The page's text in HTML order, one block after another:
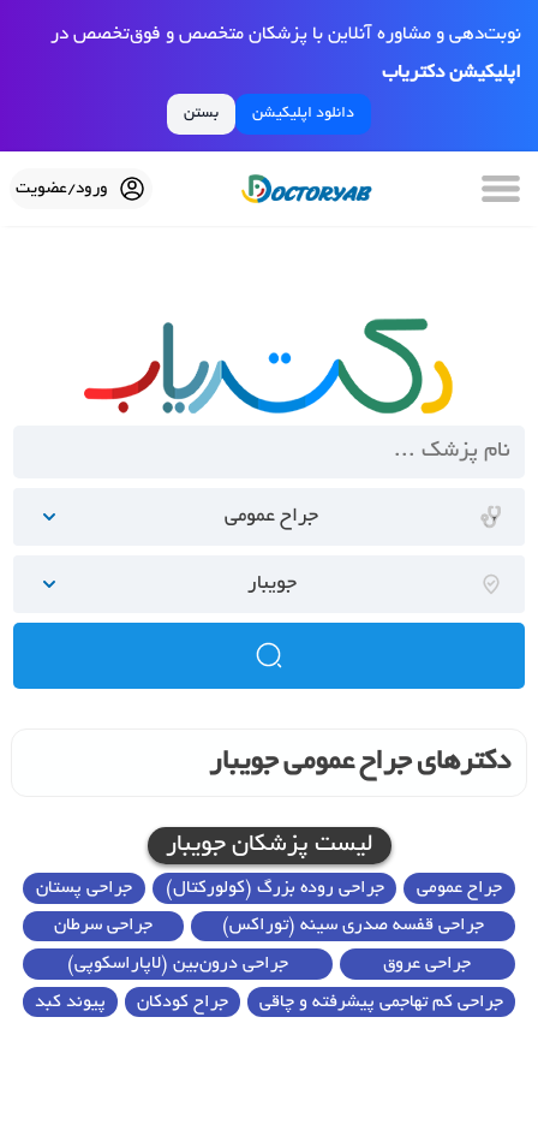
نوبت‌دهی و مشاوره آنلاین با پزشکان متخصص و فوق‌تخصص در
اپلیکیشن دکتریاب
دانلود اپلیکیشن بستن
ورود/عضویت
جراح عمومی
جویبار
دکترهای جراح عمومی جویبار
لیست پزشکان جویبار
جراح عمومی جراحی روده بزرگ (کولورکتال)
جراحی پستان
جراحی قفسه صدری سینه (توراکس)
جراحی سرطان
جراحی عروق
جراحی درون‌بین (لاپاراسکوپی)
جراحی کم تهاجمی پیشرفته و چاقی
جراح کودکان پیوند کبد